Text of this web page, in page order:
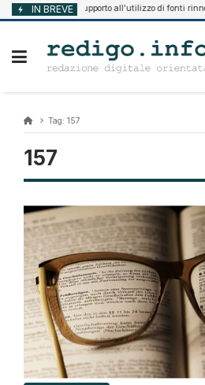
Vai
al
IN BREVE
Agosto 7, 2026 Supporto all’utilizzo di fonti
Tag: 157
157